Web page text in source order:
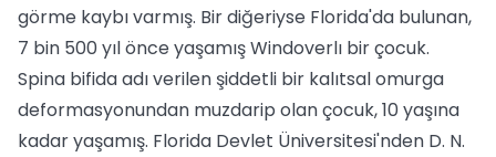
görme kaybı varmış. Bir diğeriyse Florida'da bulunan,
7 bin 500 yıl önce yaşamış Windoverlı bir çocuk.
Spina bifida adı verilen şiddetli bir kalıtsal omurga
deformasyonundan muzdarip olan çocuk, 10 yaşına
kadar yaşamış. Florida Devlet Üniversitesi'nden D. N.